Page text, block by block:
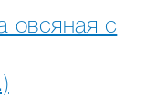
овсяная с